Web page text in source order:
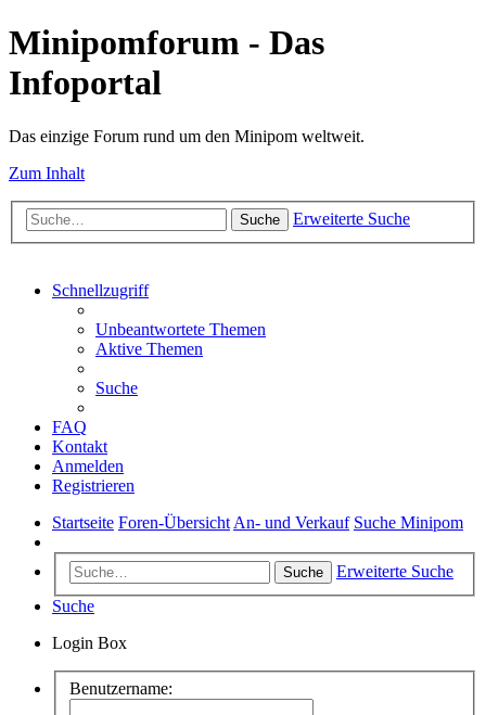
Minipomforum - Das
Infoportal
Das einzige Forum rund um den Minipom weltweit.
Zum Inhalt
Suche Erweiterte Suche
Schnellzugriff
Unbeantwortete Themen
Aktive Themen
Suche
FAQ
Kontakt
Anmelden
Registrieren
Startseite Foren-ÜbersichtAn- und Verkauf Suche Minipom
Suche
Erweiterte Suche
Suche
Login Box
Benutzername: